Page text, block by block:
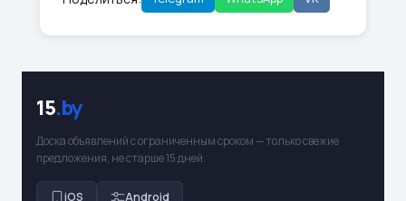
15.by
Доска объявлений с ограниченным сроком — только свежие
предложения, не старше 15 дней.
iOS Android